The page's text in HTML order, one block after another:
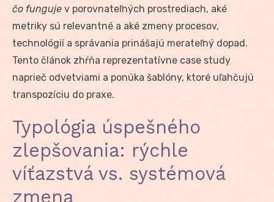
čo funguje v porovnateľných prostrediach, aké
metriky sú relevantné a aké zmeny procesov,
technológií a správania prinášajú merateľný dopad.
Tento článok zhŕňa reprezentatívne case study
naprieč odvetviami a ponúka šablóny, ktoré uľahčujú
transpozíciu do praxe.
Typológia úspešného
zlepšovania: rýchle
víťazstvá vs. systémová
zmena